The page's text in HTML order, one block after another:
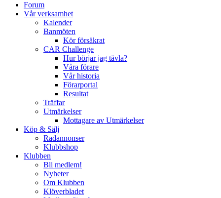
Forum
Vår verksamhet
Kalender
Banmöten
Kör försäkrat
CAR Challenge
Hur börjar jag tävla?
Våra förare
Vår historia
Förarportal
Resultat
Träffar
Utmärkelser
Mottagare av Utmärkelser
Köp & Sälj
Radannonser
Klubbshop
Klubben
Bli medlem!
Nyheter
Om Klubben
Klöverbladet